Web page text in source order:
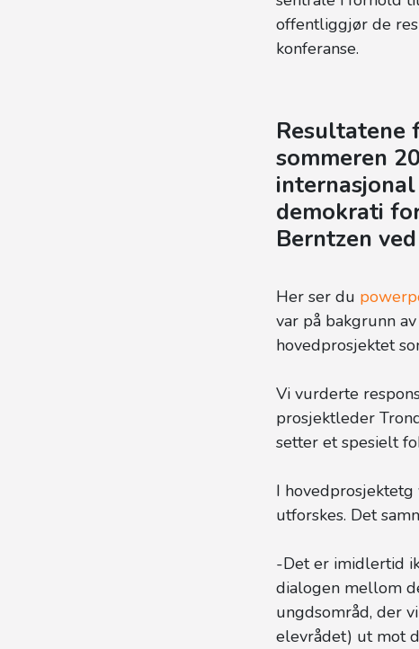
offentliggjør de
konferanse.
Resultatene
sommeren
demokrati
Berntzen
Her ser du
var på bakgrunn
hovedprosjektet
Vi vurderte
prosjektleder
setter et spesielt
I
utforskes. Det
-Det er imidlertid
dialogen mellom
ungdsområd, der
elevrådet) ut mot